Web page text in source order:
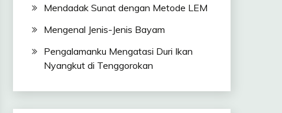
Mendadak Sunat dengan Metode LEM
Mengenal Jenis-Jenis Bayam
Pengalamanku Mengatasi Duri Ikan
Nyangkut di Tenggorokan